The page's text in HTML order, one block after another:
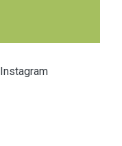
Instagram